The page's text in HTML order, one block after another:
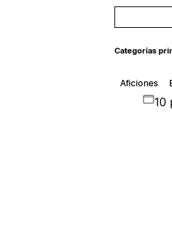
Categorías
Aficiones
10